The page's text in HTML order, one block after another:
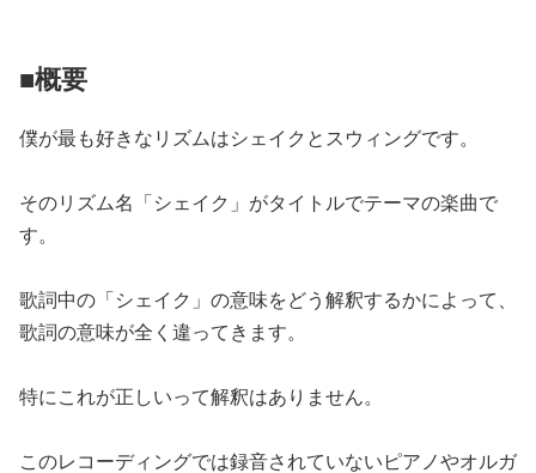
■概要
僕が最も好きなリズムはシェイクとスウィングです。
そのリズム名「シェイク」がタイトルでテーマの楽曲で
す。
歌詞中の「シェイク」の意味をどう解釈するかによって、
歌詞の意味が全く違ってきます。
特にこれが正しいって解釈はありません。
このレコーディングでは録音されていないピアノやオルガ